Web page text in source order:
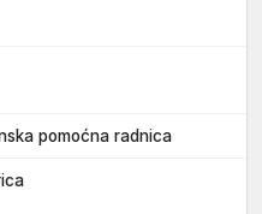
pomoćna radnica